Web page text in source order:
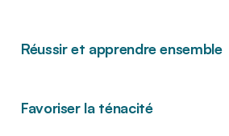
Réussir et apprendre ensemble
Favoriser la ténacité